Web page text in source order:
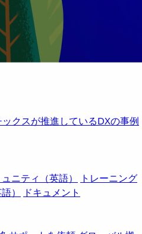
クスが推進しているDXの事例
ニティ（英語）
トレーニング
）
ドキュメント